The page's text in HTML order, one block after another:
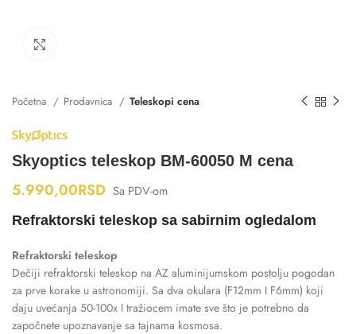
Početna Prodavnica Teleskopi cena
Skyoptics teleskop BM-60050 M cena
5.990,00RSD Sa PDV-om
Refraktorski teleskop sa sabirnim ogledalom
Refraktorski teleskop
Dečiji refraktorski teleskop na AZ aluminijumskom postolju pogodan
za prve korake u astronomiji. Sa dva okulara (F12mm I F6mm) koji
daju uvećanja 50-100x I tražiocem imate sve što je potrebno da
započnete upoznavanje sa tajnama kosmosa.